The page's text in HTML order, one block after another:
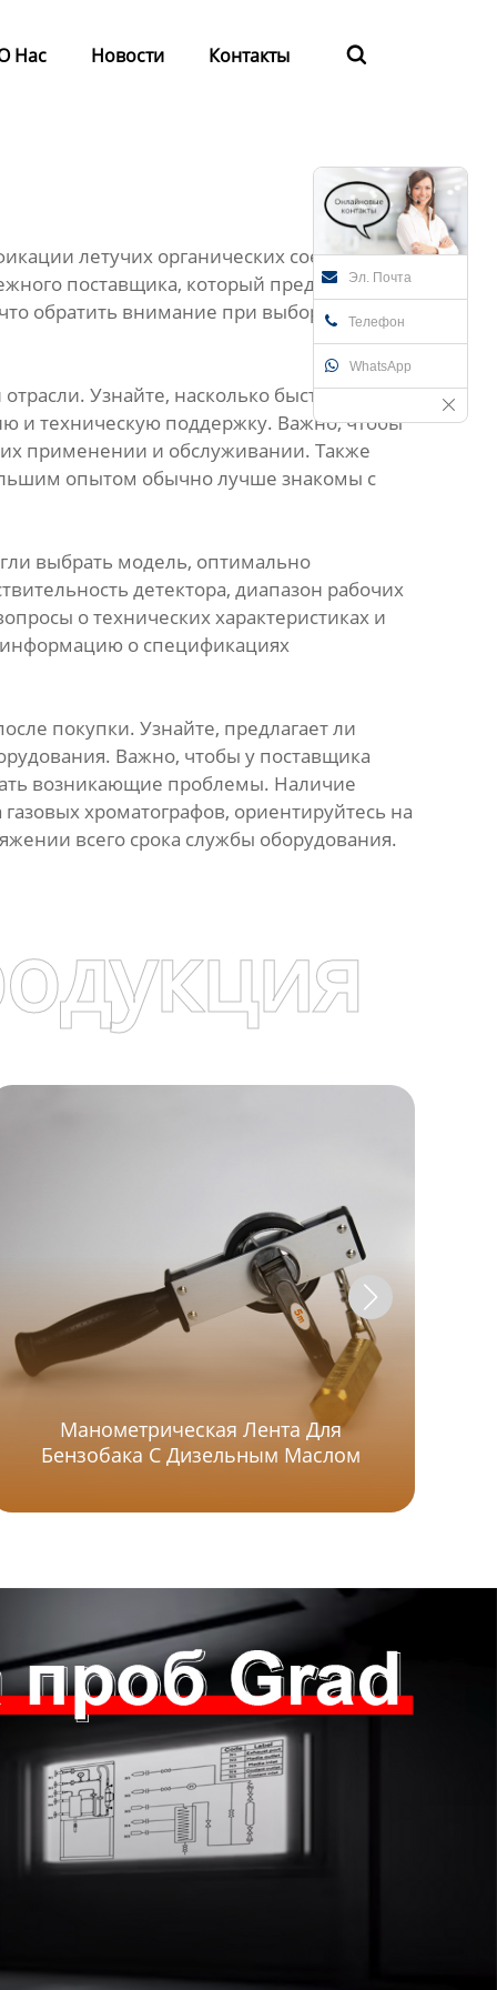
Нас Новости Контакты 
Эл. Почта
Телефон
WhatsApp
летучих органических соединений
поставщика, который предложит не
обратить внимание при выборе
Узнайте, насколько быстро и
и техническую поддержку. Важно, чтобы
применении и обслуживании. Также
опытом обычно лучше знакомы с
выбрать модель, оптимально
детектора, диапазон рабочих
о технических характеристиках и
о спецификациях
покупки. Узнайте, предлагает ли
Важно, чтобы у поставщика
возникающие проблемы. Наличие
хроматографов, ориентируйтесь на
всего срока службы оборудования.
Манометрическая Лента Для
Бензобака С Дизельным Маслом